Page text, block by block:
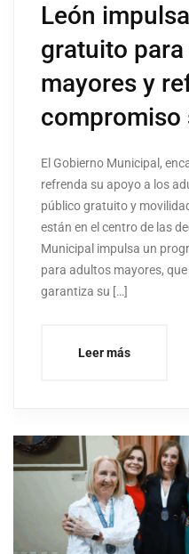
León
gratuito
mayores y
compromiso
El Gobierno Municipal,
refrenda su apoyo a los
público gratuito y
están en el centro de las
Municipal impulsa un
para adultos mayores,
garantiza su […]
Leer más